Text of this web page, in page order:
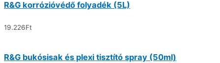
R&G korrózióvédő folyadék (5L)
19.226Ft
R&G bukósisak és plexi tisztító spray (50ml)